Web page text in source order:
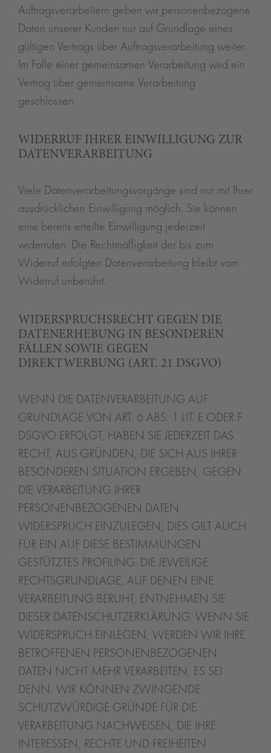
Auftragsverarbeitern geben wir personenbezogene
Daten unserer Kunden nur auf Grundlage eines
gültigen Vertrags über Auftragsverarbeitung weiter.
Im Falle einer gemeinsamen Verarbeitung wird ein
Vertrag über gemeinsame Verarbeitung
geschlossen.
WIDERRUF IHRER EINWILLIGUNG ZUR
DATENVERARBEITUNG
Viele Datenverarbeitungsvorgänge sind nur mit Ihrer
ausdrücklichen Einwilligung möglich. Sie können
eine bereits erteilte Einwilligung jederzeit
widerrufen. Die Rechtmäßigkeit der bis zum
Widerruf erfolgten Datenverarbeitung bleibt vom
Widerruf unberührt.
WIDERSPRUCHSRECHT GEGEN DIE
DATENERHEBUNG IN BESONDEREN
FÄLLEN SOWIE GEGEN
DIREKTWERBUNG (ART. 21 DSGVO)
WENN DIE DATENVERARBEITUNG AUF
GRUNDLAGE VON ART. 6 ABS. 1 LIT. E ODER F
DSGVO ERFOLGT, HABEN SIE JEDERZEIT DAS
RECHT, AUS GRÜNDEN, DIE SICH AUS IHRER
BESONDEREN SITUATION ERGEBEN, GEGEN
DIE VERARBEITUNG IHRER
PERSONENBEZOGENEN DATEN
WIDERSPRUCH EINZULEGEN; DIES GILT AUCH
FÜR EIN AUF DIESE BESTIMMUNGEN
GESTÜTZTES PROFILING. DIE JEWEILIGE
RECHTSGRUNDLAGE, AUF DENEN EINE
VERARBEITUNG BERUHT, ENTNEHMEN SIE
DIESER DATENSCHUTZERKLÄRUNG. WENN SIE
WIDERSPRUCH EINLEGEN, WERDEN WIR IHRE
BETROFFENEN PERSONENBEZOGENEN
DATEN NICHT MEHR VERARBEITEN, ES SEI
DENN, WIR KÖNNEN ZWINGENDE
SCHUTZWÜRDIGE GRÜNDE FÜR DIE
VERARBEITUNG NACHWEISEN, DIE IHRE
INTERESSEN, RECHTE UND FREIHEITEN